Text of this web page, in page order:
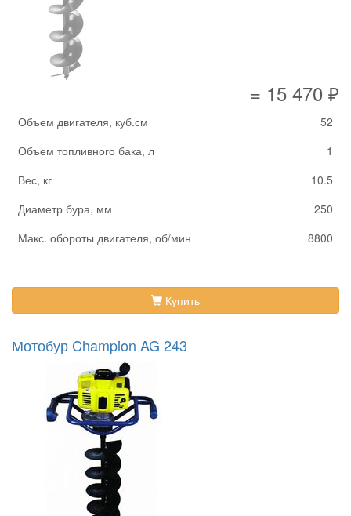
= 15 470 ₽
Объем двигателя, куб.см
52
Объем топливного бака, л
1
Вес, кг
10.5
Диаметр бура, мм
250
Макс. обороты двигателя, об/мин
8800
Купить
Мотобур Champion AG 243